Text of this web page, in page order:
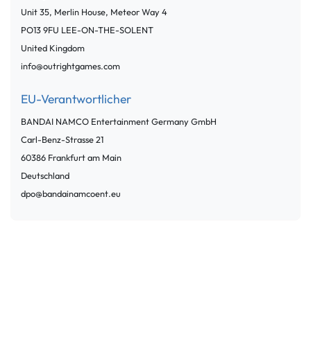
Unit 35, Merlin House, Meteor Way4
PO13 9FU LEE-ON-THE-SOLENT
United Kingdom
info@outrightgames.com
EU-Verantwortlicher
BANDAI NAMCO Entertainment Germany GmbH
Carl-Benz-Strasse21
60386 Frankfurt am Main
Deutschland
dpo@bandainamcoent.eu